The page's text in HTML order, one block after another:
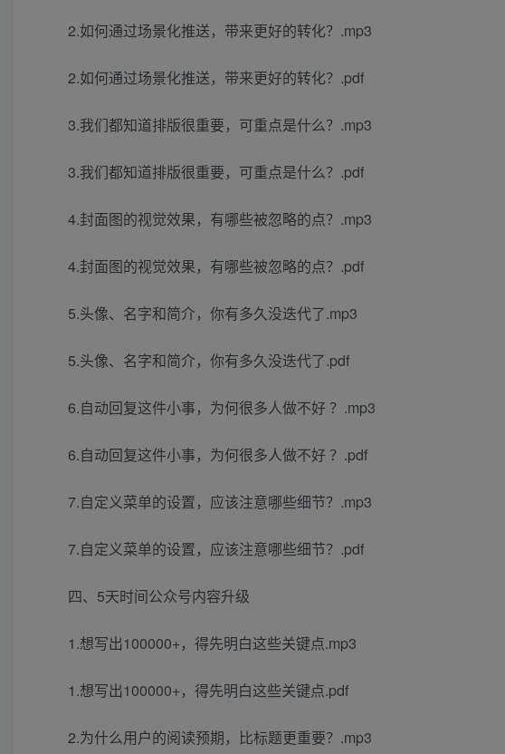
2.如何通过场景化推送，带来更好的转化？.mp3
2.如何通过场景化推送，带来更好的转化？.pdf
3.我们都知道排版很重要，可重点是什么？.mp3
3.我们都知道排版很重要，可重点是什么？.pdf
4.封面图的视觉效果，有哪些被忽略的点？.mp3
4.封面图的视觉效果，有哪些被忽略的点？.pdf
5.头像、名字和简介，你有多久没迭代了.mp3
5.头像、名字和简介，你有多久没迭代了.pdf
6.自动回复这件小事，为何很多人做不好 ？.mp3
6.自动回复这件小事，为何很多人做不好 ？.pdf
7.自定义菜单的设置，应该注意哪些细节？.mp3
7.自定义菜单的设置，应该注意哪些细节？.pdf
四、5天时间公众号内容升级
1.想写出100000+，得先明白这些关键点.mp3
1.想写出100000+，得先明白这些关键点.pdf
2.为什么用户的阅读预期，比标题更重要？.mp3